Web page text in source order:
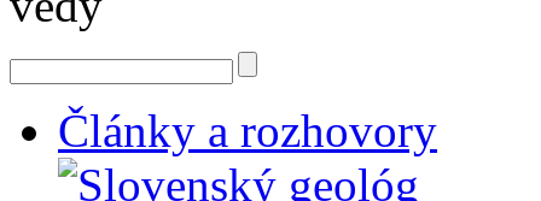
Články a rozhovory